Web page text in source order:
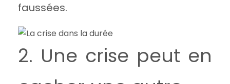
faussées.
2. Une crise peut en